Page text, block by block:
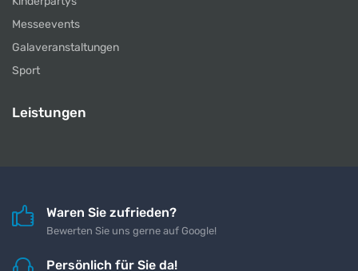
Messeevents
Galaveranstaltungen
Sport
Leistungen
Waren Sie zufrieden?
Bewerten Sie uns gerne auf Google!
Persönlich für Sie da!